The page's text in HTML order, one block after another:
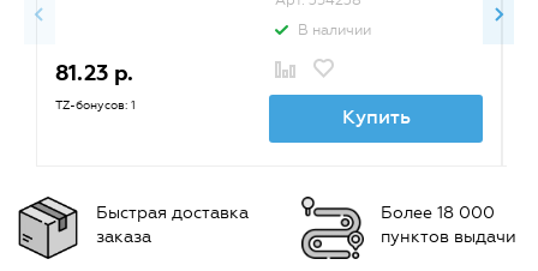
Rexant {74-0140-1}
В наличии
81.23 р.
TZ-бонусов: 1 Купить
Быстрая доставка
заказа
Более 18 000
пунктов выдачи